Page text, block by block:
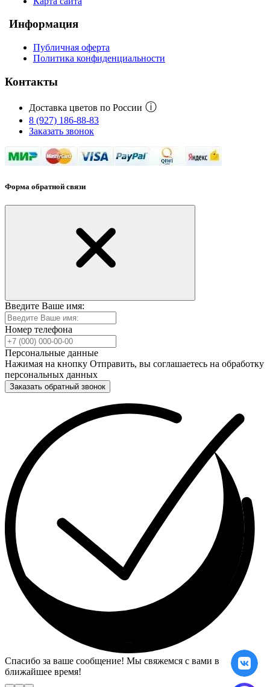
Информация
Публичная оферта
Политика конфиденциальности
Контакты
Доставка цветов по России ⓘ
8 (927) 186-88-83
Заказать звонок
Форма обратной связи
Введите Ваше имя:
Номер телефона
Персональные данные
Нажимая на кнопку Отправить, вы соглашаетесь на обработку
персональных данных
Заказать обратный звонок
Спасибо за ваше сообщение! Мы свяжемся с вами в
ближайшее время!